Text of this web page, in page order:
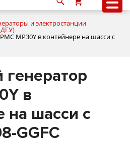
и электростанции
MP30Y в контейнере на шасси с
в
на шасси с
GGFC